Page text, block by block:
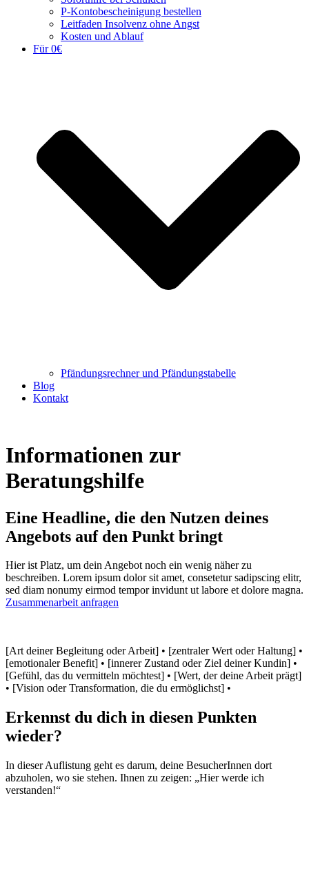
P-Kontobescheinigung bestellen
Leitfaden Insolvenz ohne Angst
Kosten und Ablauf
Für 0€
Pfändungsrechner und Pfändungstabelle
Blog
Kontakt
Informationen zur
Beratungshilfe
Eine Headline, die den Nutzen deines
Angebots auf den Punkt bringt
Hier ist Platz, um dein Angebot noch ein wenig näher zu
beschreiben. Lorem ipsum dolor sit amet, consetetur sadipscing elitr,
sed diam nonumy eirmod tempor invidunt ut labore et dolore magna.
Zusammenarbeit anfragen
[Art deiner Begleitung oder Arbeit] • [zentraler Wert oder Haltung] •
[emotionaler Benefit] • [innerer Zustand oder Ziel deiner Kundin] •
[Gefühl, das du vermitteln möchtest] • [Wert, der deine Arbeit prägt]
• [Vision oder Transformation, die du ermöglichst] •
Erkennst du dich in diesen Punkten
wieder?
In dieser Auflistung geht es darum, deine BesucherInnen dort
abzuholen, wo sie stehen. Ihnen zu zeigen: „Hier werde ich
verstanden!“